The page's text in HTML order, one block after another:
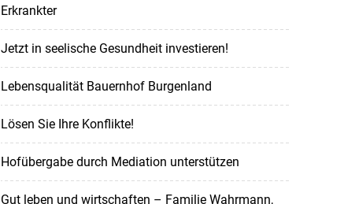
Erkrankter
Jetzt in seelische Gesundheit investieren!
Lebensqualität Bauernhof Burgenland
Lösen Sie Ihre Konflikte!
Hofübergabe durch Mediation unterstützen
Gut leben und wirtschaften – Familie Wahrmann,